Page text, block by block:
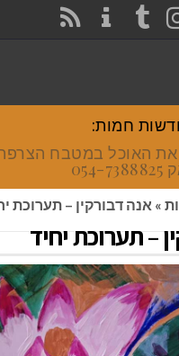
TUMBLR
חמות:
את האוכל במטבח
» אנה דבורקין – תערוכת
– תערוכת יחיד